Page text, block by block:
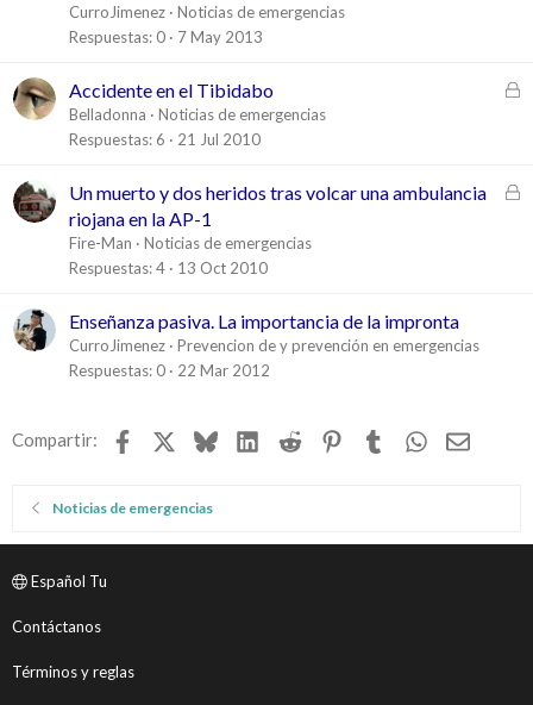
CurroJimenez
Noticias de emergencias
Respuestas 0 7 May 2013
C
a
Accidente en el Tibidabo
Belladonna
Noticias de emergencias
Respuestas 6 21 Jul 2010
C
Un muerto y dos heridos tras volcar una ambulancia
riojana en la AP-1
Fire-Man
Noticias de emergencias
Respuestas 4 13 Oct 2010
Enseñanza pasiva. La importancia de la impronta
CurroJimenez
Prevencion de y prevención en emergencias
Respuestas 0 22 Mar 2012
Compartir: Facebook BlueskyLinkedIn
Reddit Pinterest
TumblrWhatsApp
Email
Noticias de emergencias
Español Tu
Contáctanos
Términos y reglas